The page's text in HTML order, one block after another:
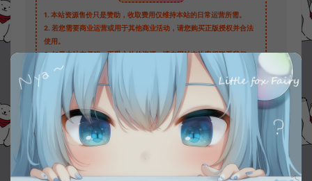
1. 本站资源售价只是赞助，收取费用仅维持本站的日常运营所需。
2. 若您需要商业运营或用于其他商业活动，请您购买正版授权并合法
使用。
3.如果本站有侵犯、不妥之处的资源，请在网站右边客服联系我们。
将会第一时间解决！
4.
本站提供的所有资源仅供参考学习使用，不存在任何商业目的与商
业用途，请大家不要用于商用！
侵权联系邮箱：32838727@qq.com
阿泽源码网 大话专区 大话西游,精品西游,紫禁城,纵歌长安修改
上线仙玉教程